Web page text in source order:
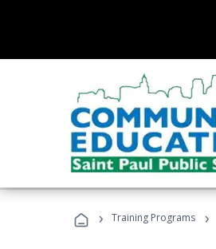
› Training Programs ›